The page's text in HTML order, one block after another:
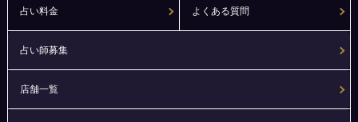
占い料金 よくある質問
占い師募集
店舗一覧